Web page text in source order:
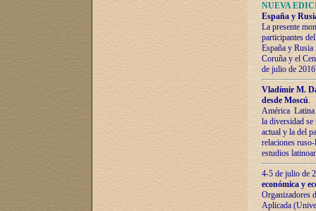
NUEVA
España y
La presente
participantes
España y
Coruña y el
de julio de
Vladímir М.
desde Moscú.
América Latina
la diversidad
actual у lа del
relaciones
estudios
4-5 de julio de
económica y
Organizadores
Aplicada